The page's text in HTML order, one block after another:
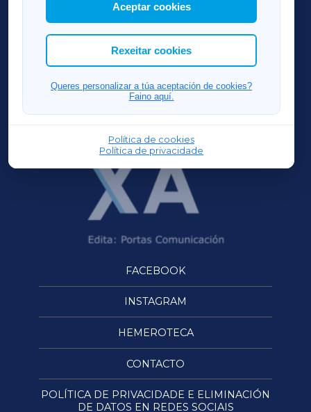
Así mesmo, podes personalizar a elección das
cookies que desexas permitir.
Aceptar cookies
Rexeitar cookies
Queres personalizar a túa aceptación de cookies?
Faino aquí.
Política de cookies
Política de privacidade
RIBEIRASACRAXA
ACORUÑAXA
FERROLXA
OURENSEXA
FACEBOOK
INSTAGRAM
HEMEROTECA
CONTACTO
POLÍTICA DE PRIVACIDADE E ELIMINACIÓN
DE DATOS EN REDES SOCIAIS